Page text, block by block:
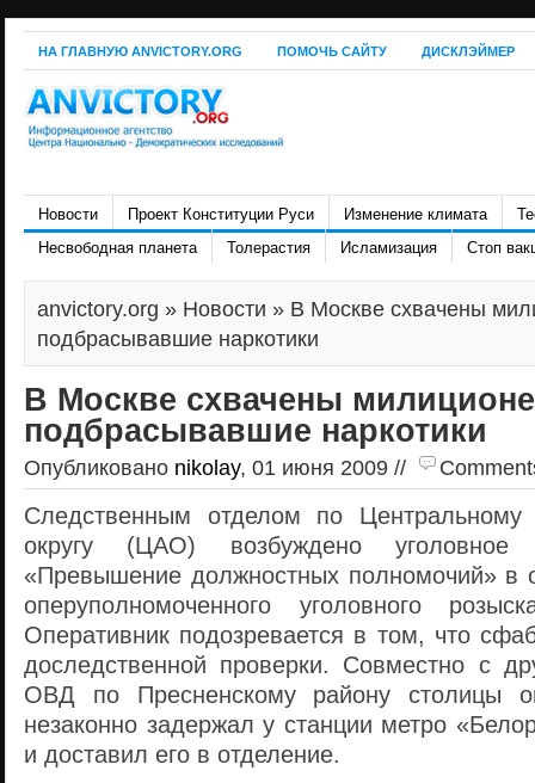
НА ГЛАВНУЮ ANVICTORY.ORG ПОМОЧЬ САЙТУ ДИСКЛЭЙМЕР
Новости Проект Конституции Руси Изменение климата
Несвободная планета
Толерастия Исламизация Стоп
anvictory.org » Новости » В Москве схвачены
подбрасывавшие наркотики
В Москве схвачены
подбрасывавшие наркотики
Опубликовано nikolay, 01 июня 2009 //
Следственным отделом по Центральному
округу (ЦАО) возбуждено
«Превышение должностных полномочий» в
оперуполномоченного уголовного
Оперативник подозревается в том, что
доследственной проверки. Совместно с
ОВД по Пресненскому району столицы
незаконно задержал у станции метро
и доставил его в отделение.